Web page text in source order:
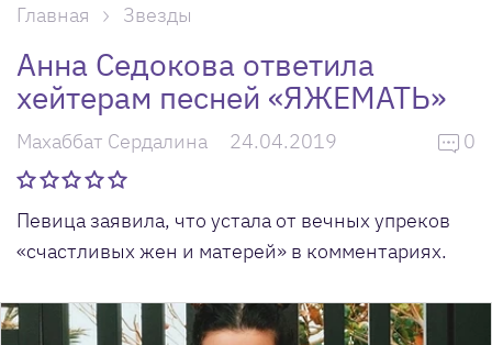
Главная Звезды
Анна Седокова ответила
хейтерам песней «ЯЖЕМАТЬ»
Махаббат Сердалина 24.04.2019 0
Певица заявила, что устала от вечных упреков
«счастливых жен и матерей» в комментариях.